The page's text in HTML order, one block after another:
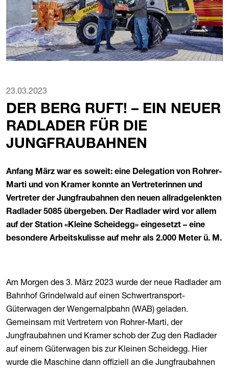
23.03.2023
DER BERG RUFT! – EIN NEUER
RADLADER FÜR DIE
JUNGFRAUBAHNEN
Anfang März war es soweit: eine Delegation von Rohrer-
Marti und von Kramer konnte an Vertreterinnen und
Vertreter der Jungfraubahnen den neuen allradgelenkten
Radlader 5085 übergeben. Der Radlader wird vor allem
auf der Station «Kleine Scheidegg» eingesetzt – eine
besondere Arbeitskulisse auf mehr als 2.000 Meter ü. M.
Am Morgen des 3. März 2023 wurde der neue Radlader am
Bahnhof Grindelwald auf einen Schwertransport-
Güterwagen der Wengernalpbahn (WAB) geladen.
Gemeinsam mit Vertretern von Rohrer-Marti, der
Jungfraubahnen und Kramer schob der Zug den Radlader
auf einem Güterwagen bis zur Kleinen Scheidegg. Hier
wurde die Maschine dann offiziell an die Jungfraubahnen